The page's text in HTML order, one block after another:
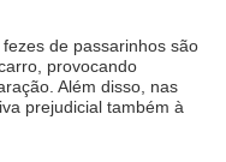
fezes de passarinhos são
provocando
Além disso, nas
prejudicial também à